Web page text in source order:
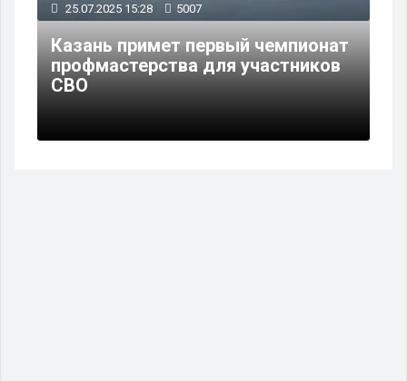
25.07.2025 15:28 5007
Казань примет первый чемпионат
профмастерства для участников
СВО